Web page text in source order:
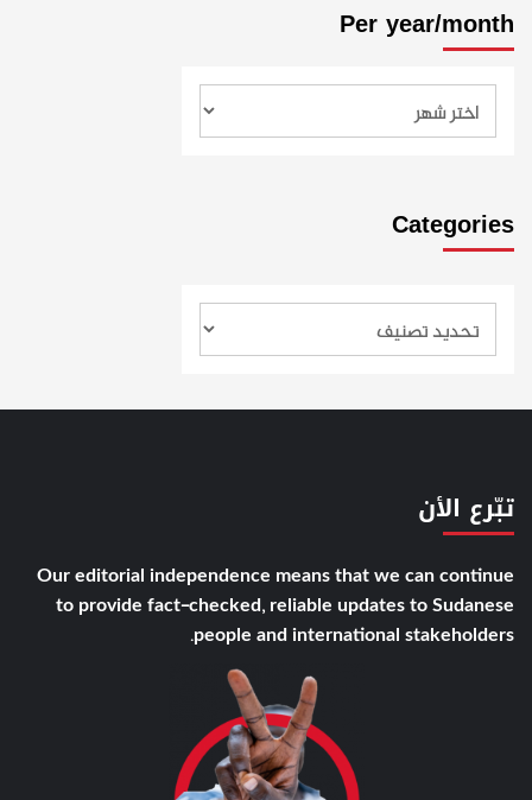
Per year/month
Categories
تبّرع الأن
Our editorial independence means that we can continue
to provide fact-checked, reliable updates to Sudanese
people and international stakeholders.